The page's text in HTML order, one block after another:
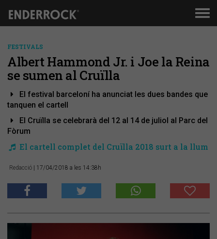
FESTIVALS
Albert Hammond Jr. i Joe la Reina
se sumen al Cruïlla
El festival barceloní ha anunciat les dues bandes que
tanquen el cartell
El Cruïlla se celebrarà del 12 al 14 de juliol al Parc del
Fòrum
El cartell complet del Cruïlla 2018 surt a la llum
Redacció | 17/04/2018 a les 14:38h